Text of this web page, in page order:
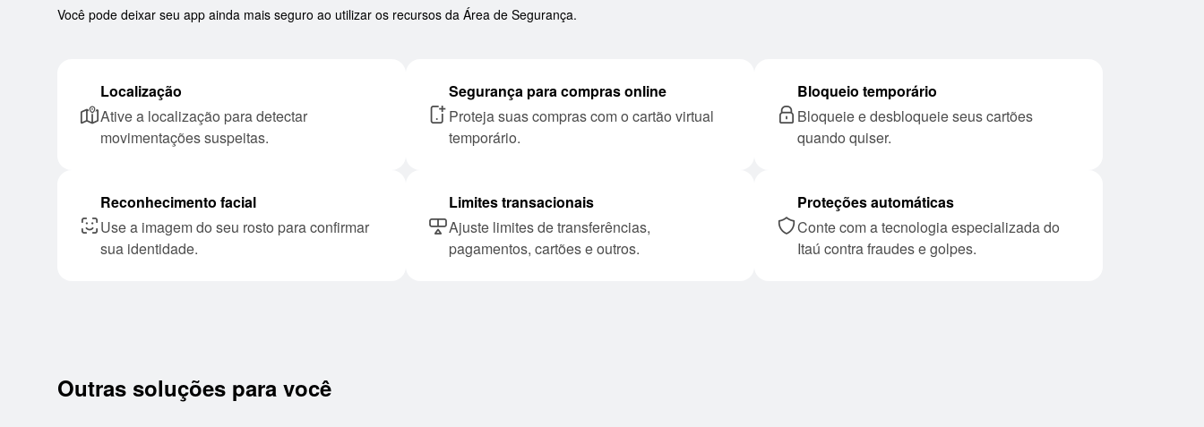
Você pode deixar seu app ainda mais seguro ao utilizar os recursos da Área de Segurança.
Localização
Ative a localização para detectar
movimentações suspeitas.
Segurança para compras online
Proteja suas compras com o cartão virtual
temporário.
Bloqueio temporário
Bloqueie e desbloqueie seus cartões
quando quiser.
Reconhecimento facial
Use a imagem do seu rosto para confirmar
sua identidade.
Limites transacionais
Ajuste limites de transferências,
pagamentos, cartões e outros.
Proteções automáticas
Conte com a tecnologia especializada do
Itaú contra fraudes e golpes.
Outras soluções para você